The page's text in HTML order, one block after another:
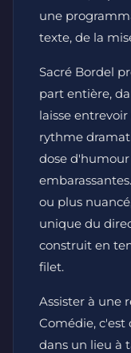
une
texte, de la
Sacré Bordel
part entière,
laisse
rythme
dose
ou plus
unique du
construit en
filet.
Assister à une
Comédie,
dans un lieu à